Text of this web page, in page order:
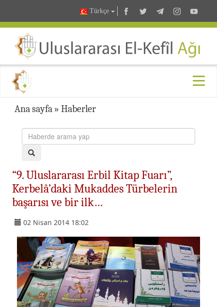
Türkçe
Ana sayfa » Haberler
“9. Uluslararası Erbil Kitap Fuarı”,
Kerbelâ’daki Mukaddes Türbelerin
başarısı ve bir ilk…
02 Nisan 2014 18:02